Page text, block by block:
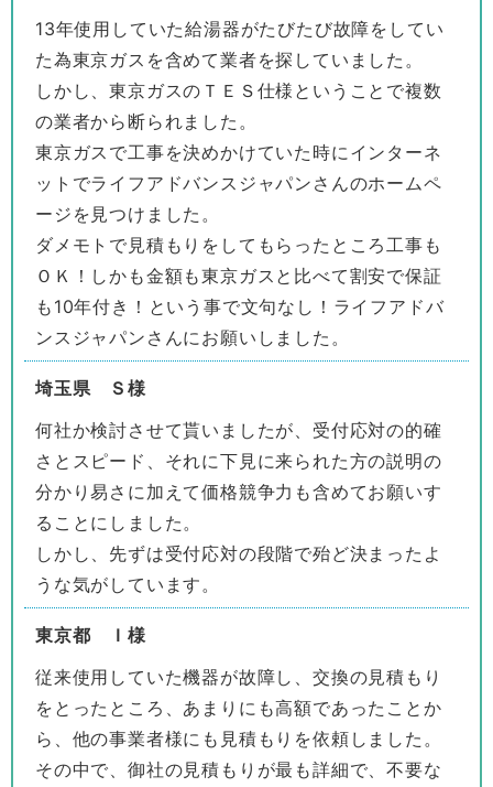
13年使用していた給湯器がたびたび故障をしてい
た為東京ガスを含めて業者を探していました。
しかし、東京ガスのＴＥＳ仕様ということで複数
の業者から断られました。
東京ガスで工事を決めかけていた時にインターネ
ットでライフアドバンスジャパンさんのホームペ
ージを見つけました。
ダメモトで見積もりをしてもらったところ工事も
ＯＫ！しかも金額も東京ガスと比べて割安で保証
も10年付き！という事で文句なし！ライフアドバ
ンスジャパンさんにお願いしました。
埼玉県 Ｓ様
何社か検討させて貰いましたが、受付応対の的確
さとスピード、それに下見に来られた方の説明の
分かり易さに加えて価格競争力も含めてお願いす
ることにしました。
しかし、先ずは受付応対の段階で殆ど決まったよ
うな気がしています。
東京都 Ｉ様
従来使用していた機器が故障し、交換の見積もり
をとったところ、あまりにも高額であったことか
ら、他の事業者様にも見積もりを依頼しました。
その中で、御社の見積もりが最も詳細で、不要な